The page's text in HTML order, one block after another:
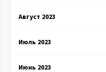
Август 2023
Июль 2023
Июнь 2023